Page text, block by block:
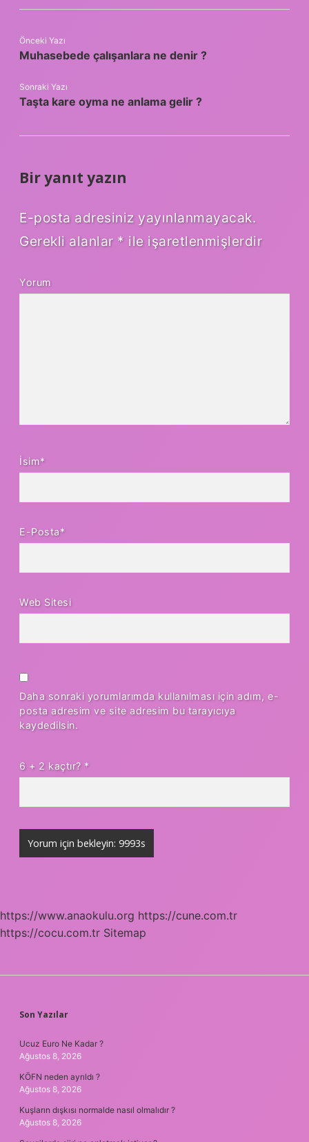
Önceki Yazı
Muhasebede çalışanlara ne denir ?
Sonraki Yazı
Taşta kare oyma ne anlama gelir ?
Bir yanıt yazın
E-posta adresiniz yayınlanmayacak.
Gerekli alanlar * ile işaretlenmişlerdir
Yorum
İsim*
E-Posta*
Web Sitesi
Daha sonraki yorumlarımda kullanılması için adım, e-
posta adresim ve site adresim bu tarayıcıya
kaydedilsin.
6 + 2 kaçtır? *
https://www.anaokulu.org https://cune.com.tr
https://cocu.com.tr Sitemap
SIDEBAR
Son Yazılar
Ucuz Euro Ne Kadar ?
Ağustos 8, 2026
KÖFN neden ayrıldı ?
Ağustos 8, 2026
Kuşların dışkısı normalde nasıl olmalıdır ?
Ağustos 8, 2026